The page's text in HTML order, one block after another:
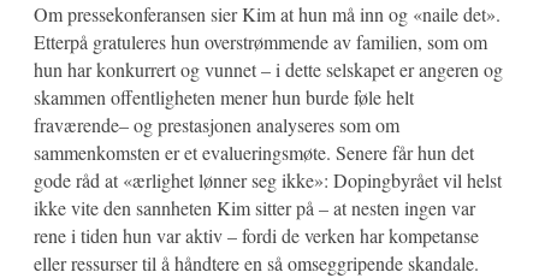
Om pressekonferansen sier Kim at hun må inn og «naile det».
Etterpå gratuleres hun overstrømmende av familien, som om
hun har konkurrert og vunnet – i dette selskapet er angeren og
skammen offentligheten mener hun burde føle helt
fraværende– og prestasjonen analyseres som om
sammenkomsten er et evalueringsmøte. Senere får hun det
gode råd at «ærlighet lønner seg ikke»: Dopingbyrået vil helst
ikke vite den sannheten Kim sitter på – at nesten ingen var
rene i tiden hun var aktiv – fordi de verken har kompetanse
eller ressurser til å håndtere en så omseggripende skandale.